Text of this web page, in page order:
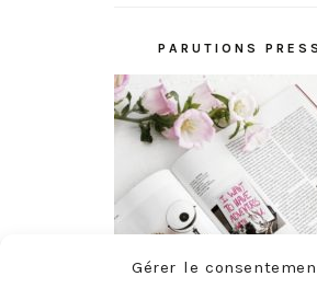
Gérer le
PARUTIONS